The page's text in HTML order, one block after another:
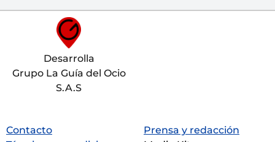
Desarrolla
Grupo La Guía del Ocio
S.A.S
Contacto
Prensa y redacción